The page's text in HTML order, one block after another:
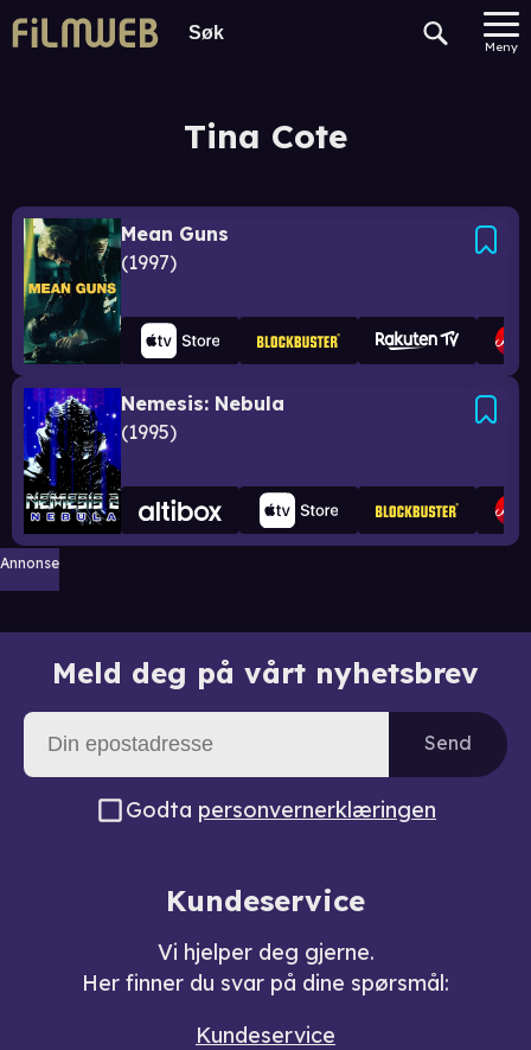
Meny
Tina Cote
Mean Guns
1997
Nemesis: Nebula
1995
Annonse
Meld deg på vårt nyhetsbrev
Send
Godta personvernerklæringen
Kundeservice
Vi hjelper deg gjerne.
Her finner du svar på dine spørsmål:
Kundeservice